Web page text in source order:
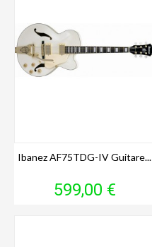
Ibanez AF75TDG-IV Guitare...
Prix
599,00 €